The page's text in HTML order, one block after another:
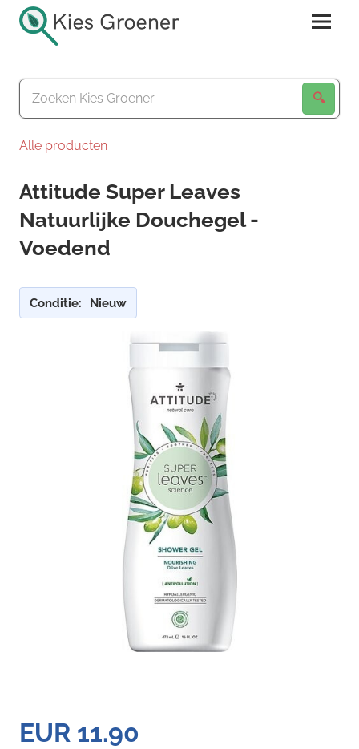
naar
inhoudKies
Groener
Alle producten
Attitude Super Leaves
Natuurlijke Douchegel -
Voedend
Conditie: Nieuw
EUR 11.90